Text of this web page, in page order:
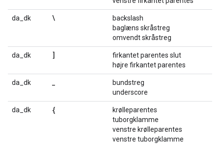
da_dk \
backslash
baglæns skråstreg
omvendt skråstreg
da_dk ]
firkantet parentes slut
højre firkantet parentes
da_dk _
bundstreg
underscore
da_dk {
krølleparentes
tuborgklamme
venstre krølleparentes
venstre tuborgklamme